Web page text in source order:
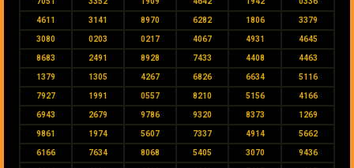
4611 3141 8970 6282 1806 3379
3080 0203 0217 4067 4931 4645
8683 2491 8928 7433 4408 4463
1379 1305 4267 6826 6634 5116
7927 1991 0557 8210 5156 4166
6943 2679 9786 9320 8373 1269
9861 1974 5607 7337 4914 5662
6166 7634 8068 5405 3070 9436